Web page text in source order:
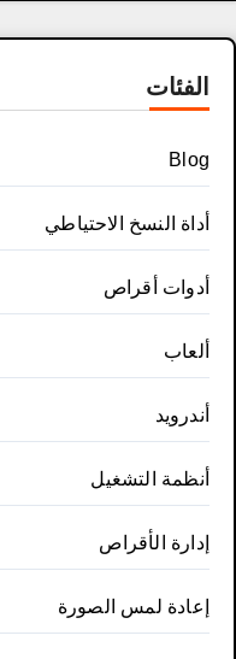
الفئات
Blog
أداة النسخ الاحتياطي
أدوات أقراص
ألعاب
أندرويد
أنظمة التشغيل
إدارة الأقراص
إعادة لمس الصورة